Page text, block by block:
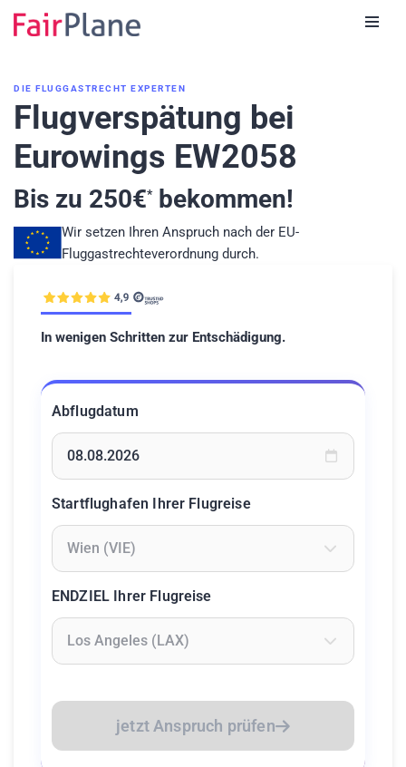
DIE FLUGGASTRECHT EXPERTEN
Flugverspätung bei
Eurowings EW2058
Bis zu 250€*bekommen!
Wir setzen Ihren Anspruch nach der EU-
Fluggastrechteverordnung durch.
In wenigen Schritten zur Entschädigung.
Abflugdatum
Startflughafen Ihrer Flugreise
ENDZIEL Ihrer Flugreise
jetzt Anspruch prüfen